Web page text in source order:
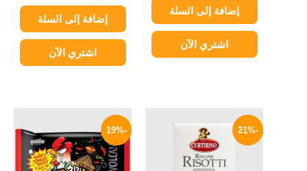
إضافة إلى السلة
اشتري الآن
إضافة إلى السلة
اشتري الآن
-21%
الأصلي
هو:
380 EGP.
الحالي
-19%
هو:
140 EGP.
هو:
114 EGP.